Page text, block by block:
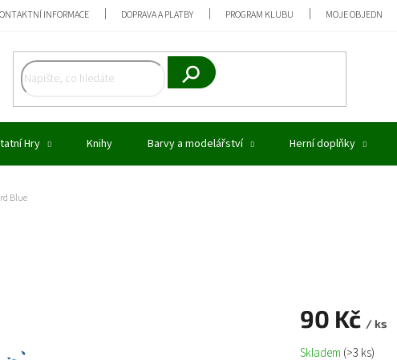
INFORMACE DOPRAVA A PLATBY PROGRAM KLUBU MOJE OBJEDNÁVKA
Hledat
Hry Knihy Barvy a modelářství Herní doplňky
Blue
90 Kč / ks
Měrná
Skladem (>3 ks)